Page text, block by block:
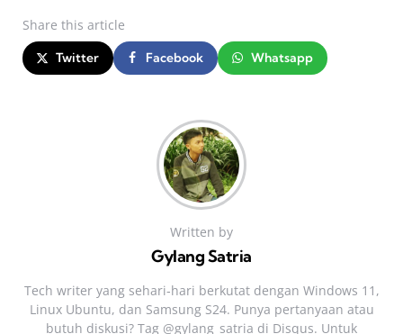
Share this article
Twitter Facebook Whatsapp
Written by
Gylang Satria
Tech writer yang sehari‑hari berkutat dengan Windows 11,
Linux Ubuntu, dan Samsung S24. Punya pertanyaan atau
butuh diskusi? Tag @gylang_satria di Disqus. Untuk